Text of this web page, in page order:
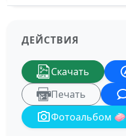
ДЕЙСТВИЯ
Скачать
Печать
Фотоальбом 🧼